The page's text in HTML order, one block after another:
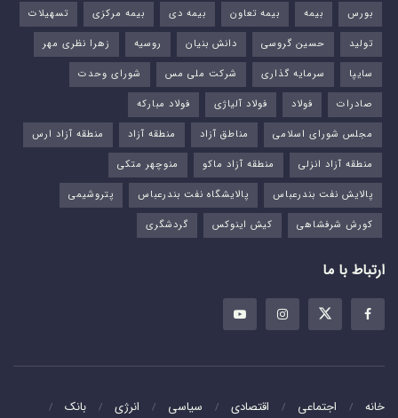
بورس‌
بیمه بیمه تعاون بیمه دی بیمه مرکزی
تسهیلات
تولید
حسین گروسی دانش بنیان روسیه
زهرا نظری مهر
سایپا
سرمایه گذاری شرکت ملی مس
شورای وحدت
صادرات
فولاد فولاد آلیاژی
فولاد مبارکه
مجلس شورای اسلامی
مناطق آزاد منطقه آزاد
منطقه آزاد ارس
منطقه آزاد انزلی
منطقه آزاد ماکو
منوچهر متکی
پالایش نفت بندرعباس
پالایشگاه نفت بندرعباس
پتروشیمی
کورش شرفشاهی
کیش اینوکس گردشگری
ارتباط با ما
خانه اجتماعی اقتصادی سیاسی انرژی
بانک